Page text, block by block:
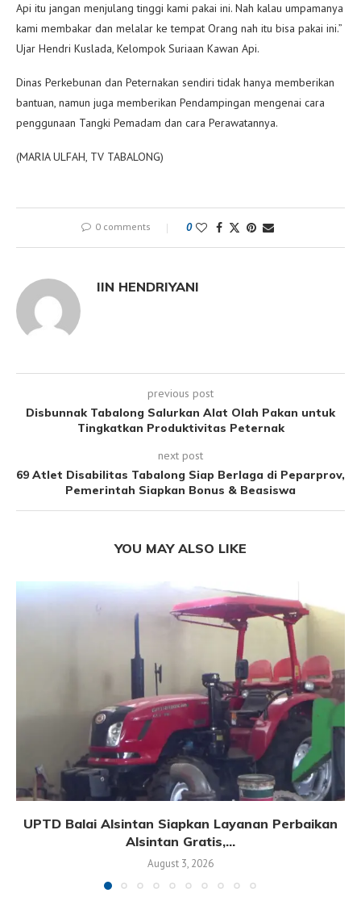
Api itu jangan menjulang tinggi kami pakai ini. Nah kalau umpamanya
kami membakar dan melalar ke tempat Orang nah itu bisa pakai ini.”
Ujar Hendri Kuslada, Kelompok Suriaan Kawan Api.
Dinas Perkebunan dan Peternakan sendiri tidak hanya memberikan
bantuan, namun juga memberikan Pendampingan mengenai cara
penggunaan Tangki Pemadam dan cara Perawatannya.
(MARIA ULFAH, TV TABALONG)
0 comments 0
IIN HENDRIYANI
previous post
Disbunnak Tabalong Salurkan Alat Olah Pakan untuk
Tingkatkan Produktivitas Peternak
next post
69 Atlet Disabilitas Tabalong Siap Berlaga di Peparprov,
Pemerintah Siapkan Bonus & Beasiswa
YOU MAY ALSO LIKE
UPTD Balai Alsintan Siapkan Layanan Perbaikan
Alsintan Gratis,...
August 3, 2026